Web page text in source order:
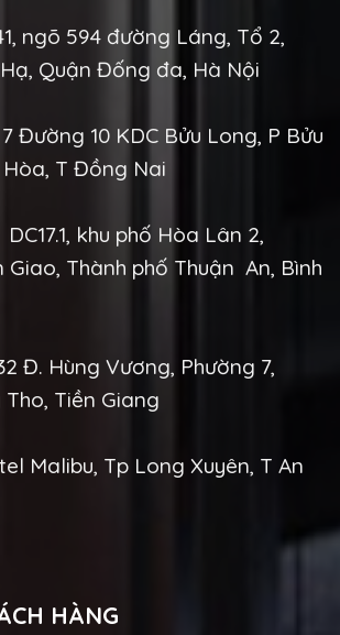
ngõ 594 đường Láng, Tổ 2,
Quận Đống đa, Hà Nội
Đường 10 KDC Bửu Long, P Bửu
T Đồng Nai
khu phố Hòa Lân 2,
Giao, Thành phố Thuận An, Bình
Đ. Hùng Vương, Phường 7,
Tiền Giang
Malibu, Tp Long Xuyên, T An
HÀNG